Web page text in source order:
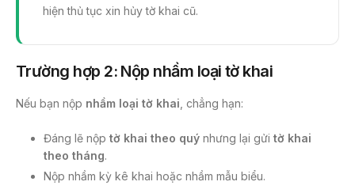
hiện thủ tục xin hủy tờ khai cũ.
Trường hợp 2: Nộp nhầm loại tờ khai
Nếu bạn nộp nhầm loại tờ khai , chẳng hạn:
Đáng lẽ nộp tờ khai theo quý nhưng lại gửi tờ khai
theo tháng.
Nộp nhầm kỳ kê khai hoặc nhầm mẫu biểu.